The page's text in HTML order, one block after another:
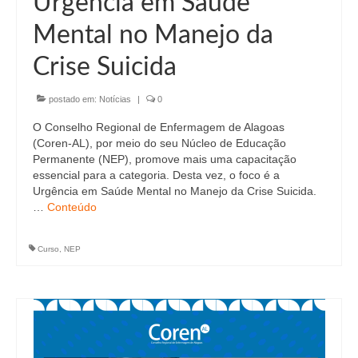
Editais e licitação
Eleições
Fiscalização
Responsabilidade Técnica
Legislações
Decisões
Processos Éticos
Censura Pública
Mental no Manejo da
Crise Suicida
postado em: Notícias | 0
O Conselho Regional de Enfermagem de Alagoas
(Coren-AL), por meio do seu Núcleo de Educação
Permanente (NEP), promove mais uma capacitação
essencial para a categoria. Desta vez, o foco é a
Urgência em Saúde Mental no Manejo da Crise Suicida.
Conteúdo
Curso NEP